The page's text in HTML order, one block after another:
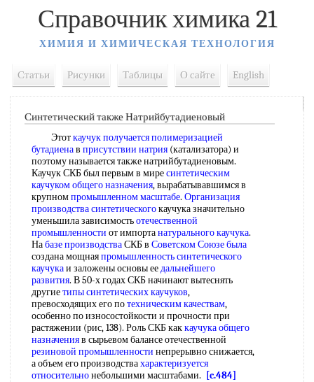
Справочник химика 21
ХИМИЯ И ХИМИЧЕСКАЯ ТЕХНОЛОГИЯ
Статьи Рисунки Таблицы О сайте English
Синтетический также Натрийбутадиеновый
Этоткаучук получаетсяполимеризацией
бутадиенав присутствии натрия (катализатора) и
поэтому называется также натрийбутадиеновым.
Каучук СКБ был первым в миресинтетическим
каучуком общего назначения, вырабатывавшимся в
крупномпромышленном масштабе. Организация
производства синтетическогокаучука значительно
уменьшила зависимостьотечественной
промышленности от импортанатурального каучука.
Набазе производстваСКБ в Советском Союзебыла
создана мощнаяпромышленность синтетического
каучукаи заложены основы еедальнейшего
развития. В 50-х годах СКБ начинают вытеснять
другиетипы синтетических каучуков,
превосходящих его потехническим качествам,
особенно по износостойкости и прочности при
растяжении (рис, 138). Роль СКБ каккаучука общего
назначенияв сырьевом балансе отечественной
резиновой промышленности непрерывно снижается,
а объем его производствахарактеризуется
относительнонебольшими масштабами. [c.484]